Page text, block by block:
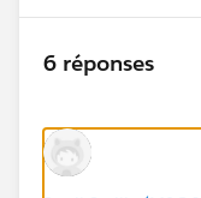
6 réponses